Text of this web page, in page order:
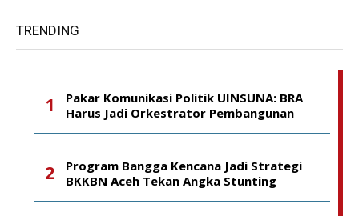
TRENDING
Pakar Komunikasi Politik UINSUNA: BRA
Harus Jadi Orkestrator Pembangunan
Program Bangga Kencana Jadi Strategi
BKKBN Aceh Tekan Angka Stunting